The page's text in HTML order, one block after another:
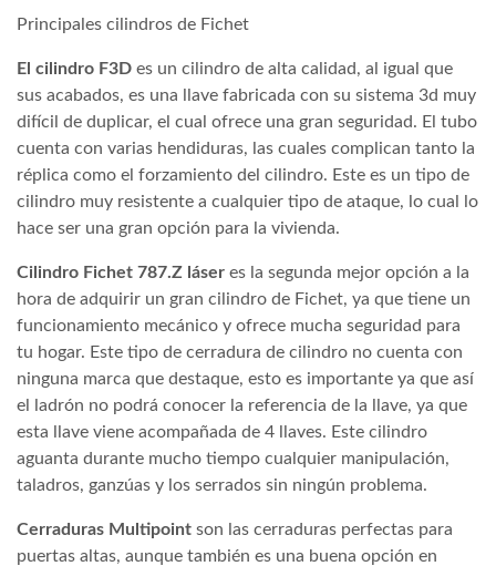
Principales cilindros de Fichet
El cilindro F3D es un cilindro de alta calidad, al igual que
sus acabados, es una llave fabricada con su sistema 3d muy
difícil de duplicar, el cual ofrece una gran seguridad. El tubo
cuenta con varias hendiduras, las cuales complican tanto la
réplica como el forzamiento del cilindro. Este es un tipo de
cilindro muy resistente a cualquier tipo de ataque, lo cual lo
hace ser una gran opción para la vivienda.
Cilindro Fichet 787.Z láser es la segunda mejor opción a la
hora de adquirir un gran cilindro de Fichet, ya que tiene un
funcionamiento mecánico y ofrece mucha seguridad para
tu hogar. Este tipo de cerradura de cilindro no cuenta con
ninguna marca que destaque, esto es importante ya que así
el ladrón no podrá conocer la referencia de la llave, ya que
esta llave viene acompañada de 4 llaves. Este cilindro
aguanta durante mucho tiempo cualquier manipulación,
taladros, ganzúas y los serrados sin ningún problema.
Cerraduras Multipoint son las cerraduras perfectas para
puertas altas, aunque también es una buena opción en